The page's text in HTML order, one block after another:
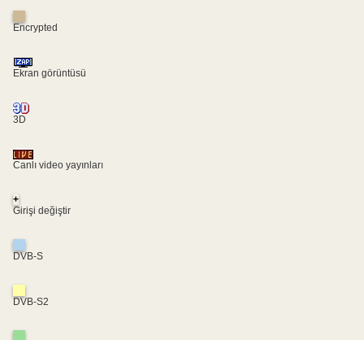
Encrypted
Ekran görüntüsü
3D
Canlı video yayınları
+
Girişi değiştir
DVB-S
DVB-S2